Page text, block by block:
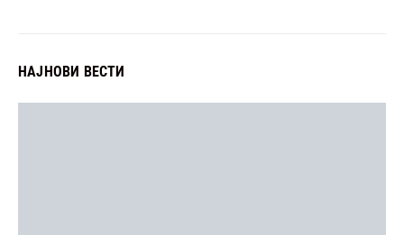
НАЈНОВИ ВЕСТИ